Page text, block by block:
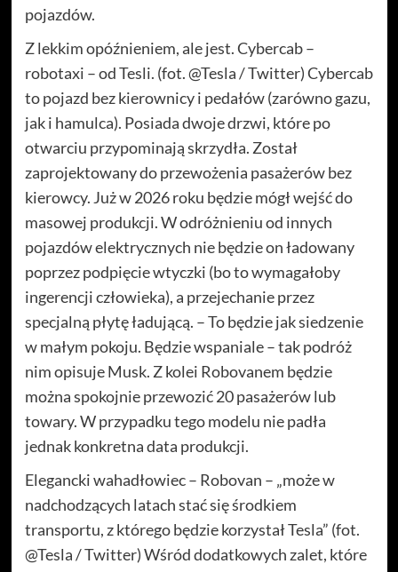
pojazdów.
Z lekkim opóźnieniem, ale jest. Cybercab –
robotaxi – od Tesli. (fot. @Tesla / Twitter) Cybercab
to pojazd bez kierownicy i pedałów (zarówno gazu,
jak i hamulca). Posiada dwoje drzwi, które po
otwarciu przypominają skrzydła. Został
zaprojektowany do przewożenia pasażerów bez
kierowcy. Już w 2026 roku będzie mógł wejść do
masowej produkcji. W odróżnieniu od innych
pojazdów elektrycznych nie będzie on ładowany
poprzez podpięcie wtyczki (bo to wymagałoby
ingerencji człowieka), a przejechanie przez
specjalną płytę ładującą. – To będzie jak siedzenie
w małym pokoju. Będzie wspaniale – tak podróż
nim opisuje Musk. Z kolei Robovanem będzie
można spokojnie przewozić 20 pasażerów lub
towary. W przypadku tego modelu nie padła
jednak konkretna data produkcji.
Elegancki wahadłowiec – Robovan – „może w
nadchodzących latach stać się środkiem
transportu, z którego będzie korzystał Tesla” (fot.
@Tesla / Twitter) Wśród dodatkowych zalet, które